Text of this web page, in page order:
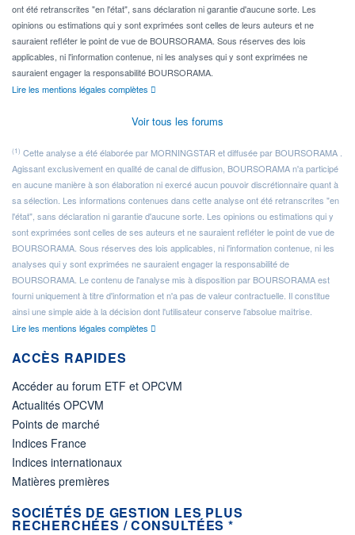
ont été retranscrites "en l'état", sans déclaration ni garantie d'aucune sorte. Les
opinions ou estimations qui y sont exprimées sont celles de leurs auteurs et ne
sauraient refléter le point de vue de BOURSORAMA. Sous réserves des lois
applicables, ni l'information contenue, ni les analyses qui y sont exprimées ne
sauraient engager la responsabilité BOURSORAMA.
Lire les mentions légales complètes
Voir tous les forums
(1) Cette analyse a été élaborée par MORNINGSTAR et diffusée par BOURSORAMA .
Agissant exclusivement en qualité de canal de diffusion, BOURSORAMA n'a participé
en aucune manière à son élaboration ni exercé aucun pouvoir discrétionnaire quant à
sa sélection. Les informations contenues dans cette analyse ont été retranscrites "en
l'état", sans déclaration ni garantie d'aucune sorte. Les opinions ou estimations qui y
sont exprimées sont celles de ses auteurs et ne sauraient refléter le point de vue de
BOURSORAMA. Sous réserves des lois applicables, ni l'information contenue, ni les
analyses qui y sont exprimées ne sauraient engager la responsabilité de
BOURSORAMA. Le contenu de l'analyse mis à disposition par BOURSORAMA est
fourni uniquement à titre d'information et n'a pas de valeur contractuelle. Il constitue
ainsi une simple aide à la décision dont l'utilisateur conserve l'absolue maîtrise.
Lire les mentions légales complètes
ACCÈS RAPIDES
Accéder au forum ETF et OPCVM
Actualités OPCVM
Points de marché
Indices France
Indices internationaux
Matières premières
SOCIÉTÉS DE GESTION LES PLUS
RECHERCHÉES / CONSULTÉES *